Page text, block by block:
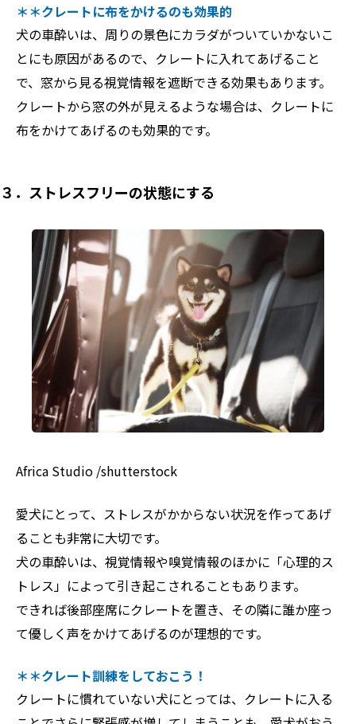
＊＊クレートに布をかけるのも効果的
犬の車酔いは、周りの景色にカラダがついていかないこ
とにも原因があるので、クレートに入れてあげること
で、窓から見る視覚情報を遮断できる効果もあります。
クレートから窓の外が見えるような場合は、クレートに
布をかけてあげるのも効果的です。
３．ストレスフリーの状態にする
Africa Studio /shutterstock
愛犬にとって、ストレスがかからない状況を作ってあげ
ることも非常に大切です。
犬の車酔いは、視覚情報や嗅覚情報のほかに「心理的ス
トレス」によって引き起こされることもあります。
できれば後部座席にクレートを置き、その隣に誰か座っ
て優しく声をかけてあげるのが理想的です。
＊＊クレート訓練をしておこう！
クレートに慣れていない犬にとっては、クレートに入る